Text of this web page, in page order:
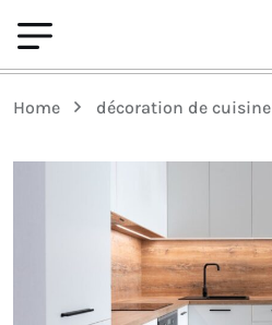
Home décoration de cuisine